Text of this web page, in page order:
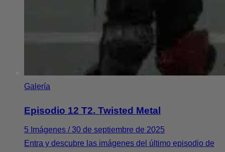
Galería
Episodio 12 T2. Twisted Metal
5 Imágenes / 30 de septiembre de 2025
Entra y descubre las imágenes del último episodio de